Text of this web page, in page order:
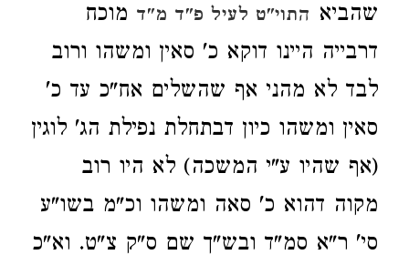
שהביא התוי"ט לעיל פ"ד מ"ד מוכח
דרבייה היינו דוקא כ' סאין ומשהו ורוב
לבד לא מהני אף שהשלים אח"כ עד כ'
סאין ומשהו כיון דבתחלת נפילת הג' לוגין
(אף שהיו ע"י המשכה) לא היו רוב
מקוה דהוא כ' סאה ומשהו וכ"מ בשו"ע
סי' ר"א סמ"ד ובש"ך שם ס"ק צ"ט. וא"כ